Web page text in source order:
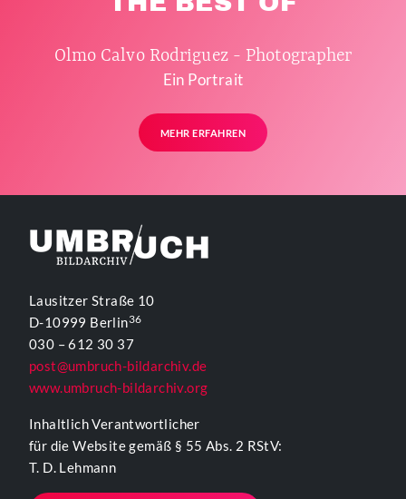
Olmo Calvo Rodriguez - Photographer
Ein Portrait
MEHR ERFAHREN
Lausitzer Straße 10
D-10999 Berlin36
030 – 612 30 37
post@umbruch-bildarchiv.de
www.umbruch-bildarchiv.org
Inhaltlich Verantwortlicher
für die Website gemäß § 55 Abs. 2 RStV:
T. D. Lehmann